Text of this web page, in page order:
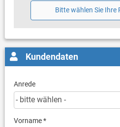
Bitte wählen Sie Ihre
Kundendaten
Anrede
Vorname *